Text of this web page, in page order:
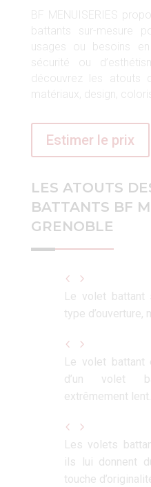
BF MENUISERIES
battants sur-mesure
usages ou besoins
sécurité ou
découvrez les atouts
matériaux, design,
Estimer le prix
LES ATOUTS
BATTANTS BF
GRENOBLE
Le volet battant
type
Le volet battant
d’un volet
extrêmement lent.
Les volets
ils lui donnent
touche